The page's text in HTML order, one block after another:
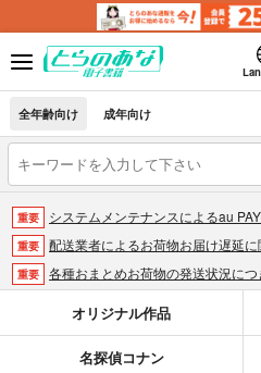
全年齢向け 成年向け
重要 システムメンテナンスによるau PAY
重要 配送業者によるお荷物お届け遅延
重要 各種おまとめお荷物の発送状況に
おまとめサイクル「定期便(月2)」一般会員
オリジナル作品
名探偵コナン